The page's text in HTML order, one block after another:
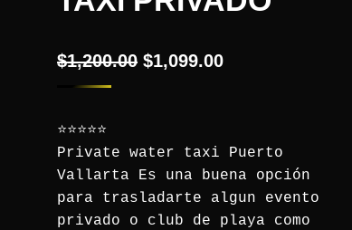
$1,200.00 $1,099.00
⭐⭐⭐⭐⭐
Private water taxi Puerto
Vallarta Es una buena opción
para trasladarte algun evento
privado o club de playa como